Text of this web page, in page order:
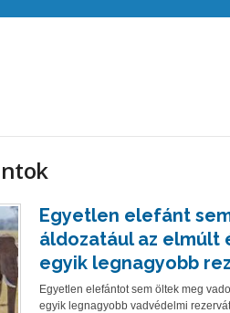
Egyetlen elefánt
áldozatául az elmúlt
egyik legnagyobb
Egyetlen elefántot sem öltek meg
egyik legnagyobb vadvédelmi